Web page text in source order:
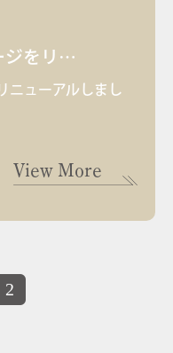
ジをリ…
ニューアルしまし
View More
2